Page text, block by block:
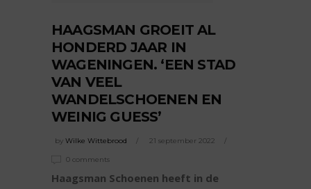
HAAGSMAN GROEIT AL
HONDERD JAAR IN
WAGENINGEN. ‘EEN STAD
VAN VEEL
WANDELSCHOENEN EN
WEINIG GUESS’
by Wilke Wittebrood 21 september 2022
0 comments
Haagsman Schoenen heeft in de